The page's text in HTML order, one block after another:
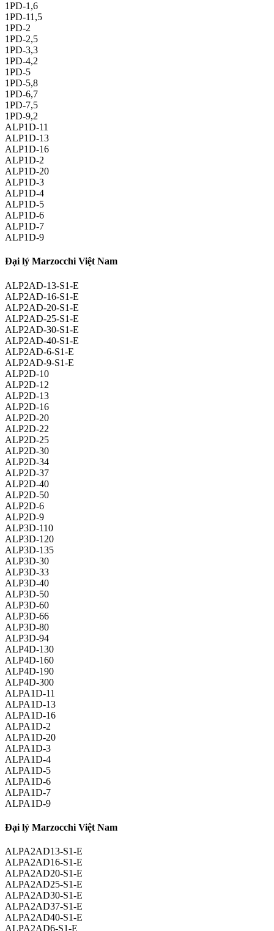
1PD-1,6
1PD-11,5
1PD-2
1PD-2,5
1PD-3,3
1PD-4,2
1PD-5
1PD-5,8
1PD-6,7
1PD-7,5
1PD-9,2
ALP1D-11
ALP1D-13
ALP1D-16
ALP1D-2
ALP1D-20
ALP1D-3
ALP1D-4
ALP1D-5
ALP1D-6
ALP1D-7
ALP1D-9
Đại lý Marzocchi Việt Nam
ALP2AD-13-S1-E
ALP2AD-16-S1-E
ALP2AD-20-S1-E
ALP2AD-25-S1-E
ALP2AD-30-S1-E
ALP2AD-40-S1-E
ALP2AD-6-S1-E
ALP2AD-9-S1-E
ALP2D-10
ALP2D-12
ALP2D-13
ALP2D-16
ALP2D-20
ALP2D-22
ALP2D-25
ALP2D-30
ALP2D-34
ALP2D-37
ALP2D-40
ALP2D-50
ALP2D-6
ALP2D-9
ALP3D-110
ALP3D-120
ALP3D-135
ALP3D-30
ALP3D-33
ALP3D-40
ALP3D-50
ALP3D-60
ALP3D-66
ALP3D-80
ALP3D-94
ALP4D-130
ALP4D-160
ALP4D-190
ALP4D-300
ALPA1D-11
ALPA1D-13
ALPA1D-16
ALPA1D-2
ALPA1D-20
ALPA1D-3
ALPA1D-4
ALPA1D-5
ALPA1D-6
ALPA1D-7
ALPA1D-9
Đại lý Marzocchi Việt Nam
ALPA2AD13-S1-E
ALPA2AD16-S1-E
ALPA2AD20-S1-E
ALPA2AD25-S1-E
ALPA2AD30-S1-E
ALPA2AD37-S1-E
ALPA2AD40-S1-E
ALPA2AD6-S1-E